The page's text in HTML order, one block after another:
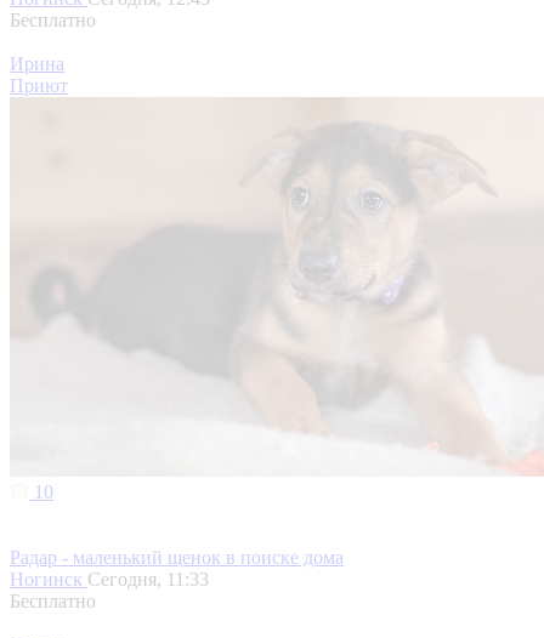
Бесплатно
Ирина
Приют
10
Радар - маленький щенок в поиске дома
Ногинск Сегодня, 11:33
Бесплатно